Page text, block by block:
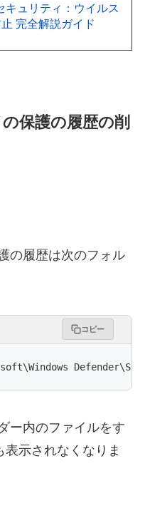
キュリティ：ウイルス
完全解説ガイド
保護の履歴の削
の履歴は次のフォル
コピー
ー内のファイルをす
示されなくなりま